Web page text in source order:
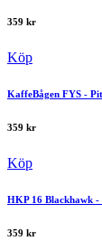
359 kr
Köp
KaffeBågen FYS -
359 kr
Köp
HKP 16 Blackhawk -
359 kr